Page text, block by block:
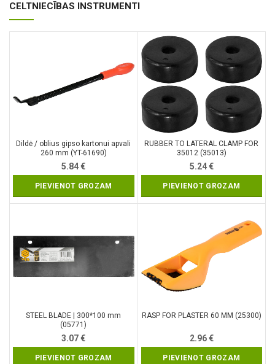
CELTNIECĪBAS INSTRUMENTI
Dildė / oblius gipso kartonui apvali
260 mm (YT-61690)
5.84€
PIEVIENOT GROZAM
RUBBER TO LATERAL CLAMP FOR
35012 (35013)
5.24€
PIEVIENOT GROZAM
STEEL BLADE | 300*100 mm
(05771)
3.07€
PIEVIENOT GROZAM
RASP FOR PLASTER 60 MM (25300)
2.96€
PIEVIENOT GROZAM